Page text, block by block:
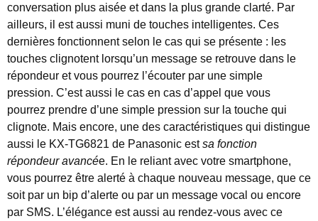
conversation plus aisée et dans la plus grande clarté. Par
ailleurs, il est aussi muni de touches intelligentes. Ces
dernières fonctionnent selon le cas qui se présente : les
touches clignotent lorsqu’un message se retrouve dans le
répondeur et vous pourrez l’écouter par une simple
pression. C’est aussi le cas en cas d’appel que vous
pourrez prendre d’une simple pression sur la touche qui
clignote. Mais encore, une des caractéristiques qui distingue
aussi le KX-TG6821 de Panasonic estsa fonction
répondeur avancée. En le reliant avec votre smartphone,
vous pourrez être alerté à chaque nouveau message, que ce
soit par un bip d’alerte ou par un message vocal ou encore
par SMS. L’élégance est aussi au rendez-vous avec ce